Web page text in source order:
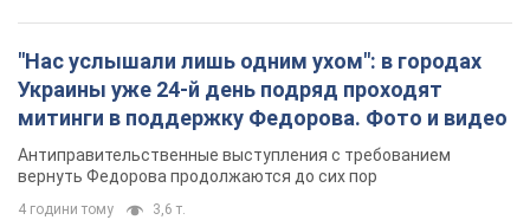
"Нас услышали лишь одним ухом": в городах
Украины уже 24-й день подряд проходят
митинги в поддержку Федорова. Фото и видео
Антиправительственные выступления с требованием
вернуть Федорова продолжаются до сих пор
4 години тому 3,6 т.